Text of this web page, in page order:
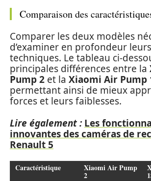
Comparaison des
Comparer les deux modèles
d’examiner en profondeur
techniques. Le tableau ci-
principales différences entre la
Pump 2 et la Xiaomi Air Pump
permettant ainsi de mieux
forces et leurs faiblesses.
Lire également : Les
innovantes des caméras de
Renault 5
Caractéristique Xiaomi Air Pump
2